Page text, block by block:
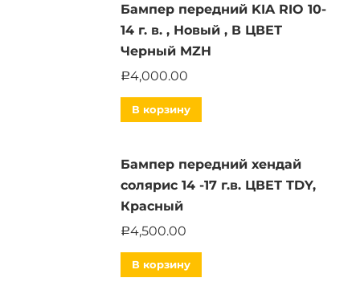
Бампер передний KIA RIO 10-
14 г. в. , Новый , В ЦВЕТ
Черный MZH
Р4,000.00
В корзину
Бампер передний хендай
солярис 14 -17 г.в. ЦВЕТ TDY,
Красный
Р4,500.00
В корзину